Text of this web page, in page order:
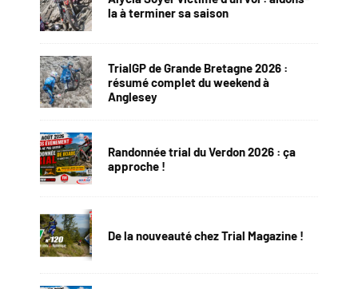
la à terminer sa saison
TrialGP de Grande Bretagne 2026 :
résumé complet du weekend à
Anglesey
Randonnée trial du Verdon 2026 : ça
approche !
De la nouveauté chez Trial Magazine !